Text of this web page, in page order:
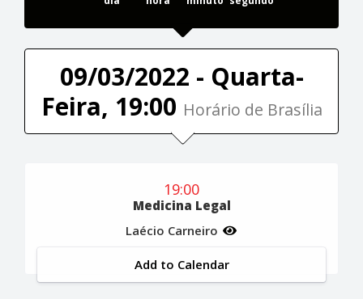
09/03/2022 - Quarta-
Feira, 19:00 Horário de Brasília
19:00
Medicina Legal
Laécio Carneiro
Add to Calendar